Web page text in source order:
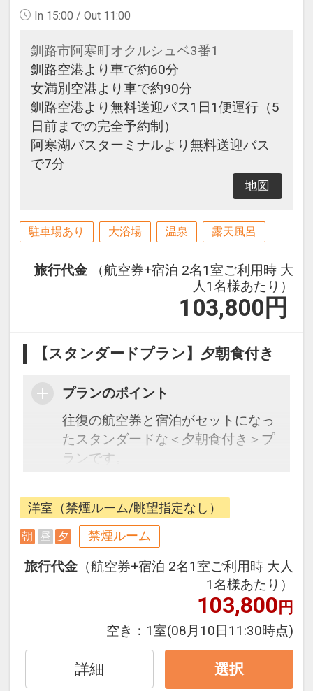
In 15:00 / Out 11:00
釧路市阿寒町オクルシュベ3番1
釧路空港より車で約60分
女満別空港より車で約90分
釧路空港より無料送迎バス1日1便運行（5
日前までの完全予約制）
阿寒湖バスターミナルより無料送迎バス
で7分
地図
駐車場あり 大浴場 温泉 露天風呂
旅行代金
（航空券+宿泊 2名1室ご利用時 大
人1名様あたり）
103,800 円
【スタンダードプラン】夕朝食付き
プランのポイント
往復の航空券と宿泊がセットになっ
たスタンダードな＜夕朝食付き＞プ
ランです。
できるダイナミックパッケージだか
ら、一都市滞在はもちろん周遊旅行
にも最適！
旅行期間中の1泊だけの宿泊や延
泊・飛び泊なども自由自在です。
フライトは、安心のJAL（または
JALグループ）確約！フライトマイ
ル50%貯まります。
オプションでレンタカーや現地交
通・体験プランなどの追加（同時予
約）が可能なプランもございます。
洋室（禁煙ルーム/眺望指定なし）
朝 昼 夕 禁煙ルーム
旅行代金 （航空券+宿泊 2名1室ご利用時 大人
1名様あたり）
103,800円
空き： 1室(08月10日11:30時点)
詳細 選択